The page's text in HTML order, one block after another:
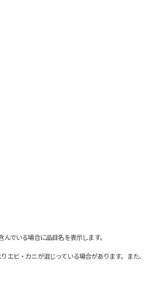
でいる場合に品目名を表示します。
ビ・カニが混じっている場合があります。また